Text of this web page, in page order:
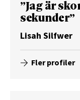
”Jag är
sekunder”
Lisah Silfwer
Fler profiler